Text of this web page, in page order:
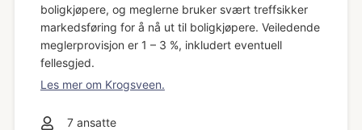
boligkjøpere, og meglerne bruker svært treffsikker
markedsføring for å nå ut til boligkjøpere. Veiledende
meglerprovisjon er 1 – 3 %, inkludert eventuell
fellesgjed.
Les mer om Krogsveen.
7ansatte